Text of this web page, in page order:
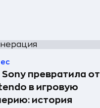
Sony превратила
в игровую
история